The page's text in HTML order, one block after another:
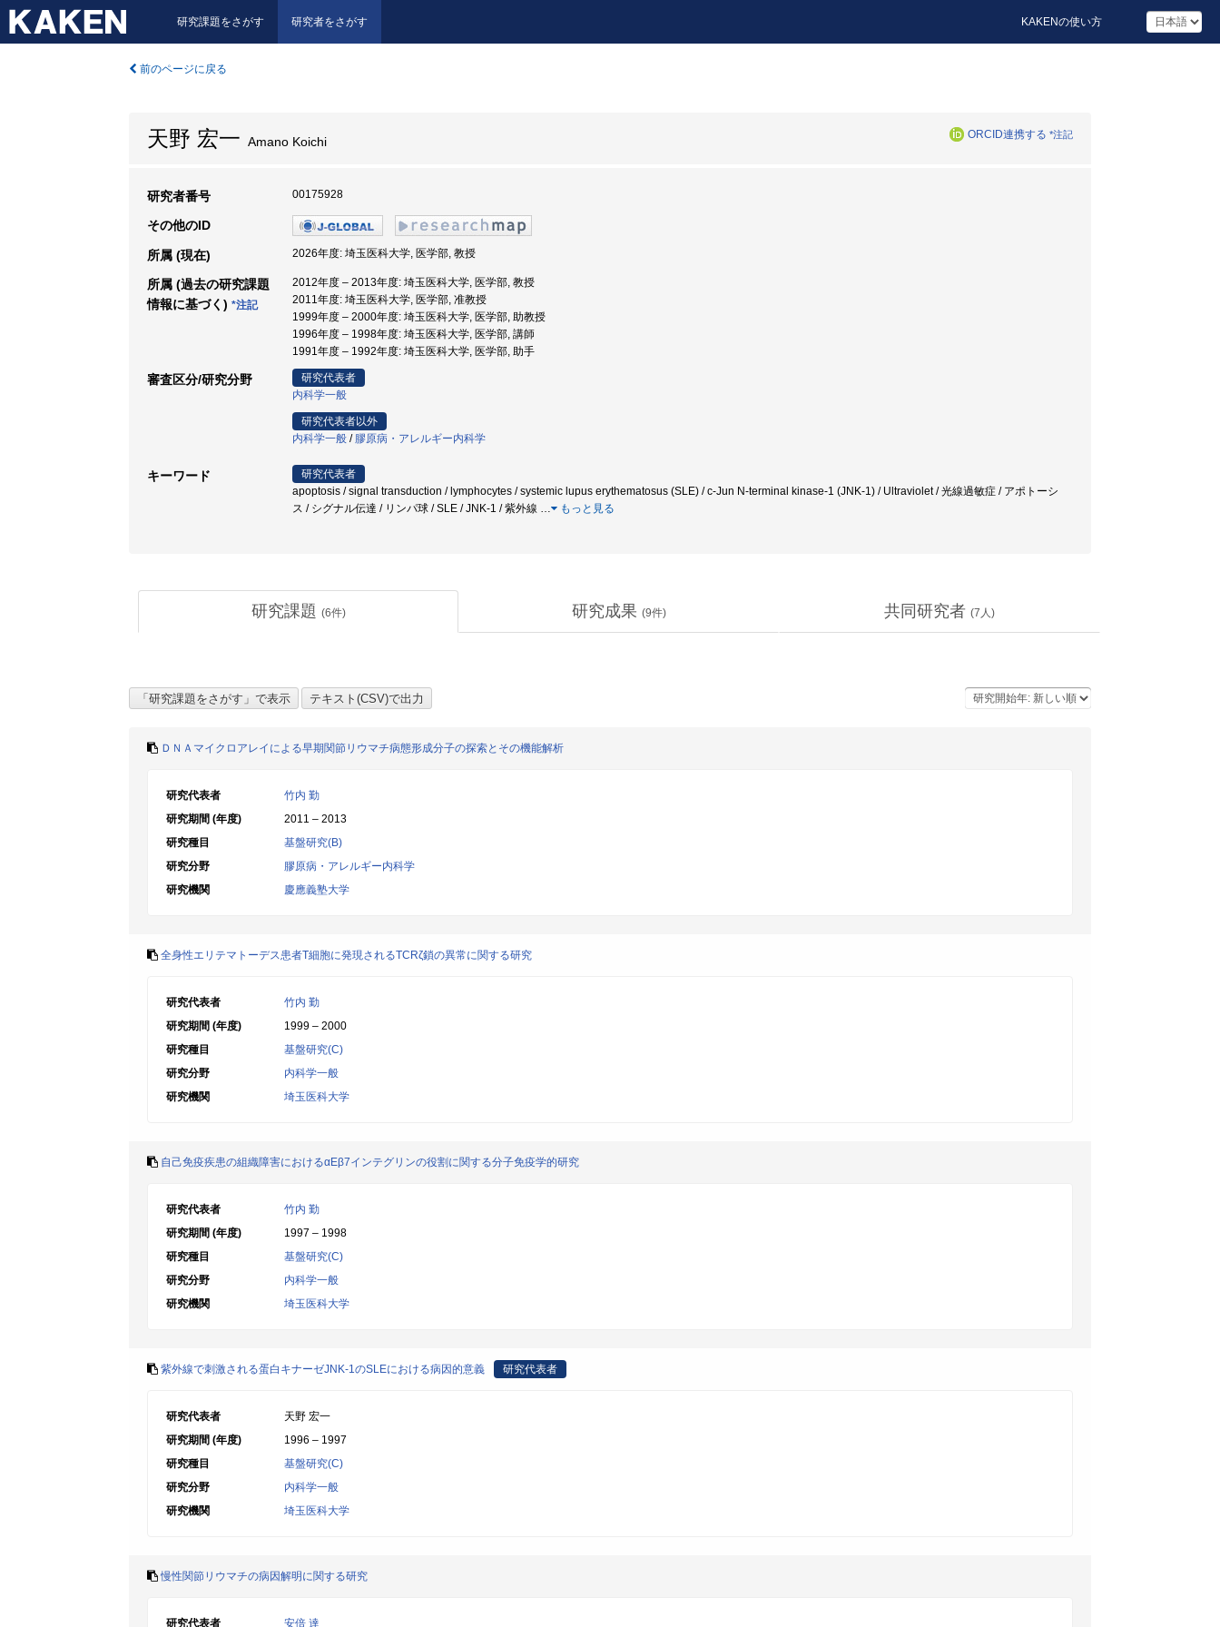
研究課題をさがす 研究者をさがす KAKENの使い方
前のページに戻る
天野 宏一 Amano Koichi ORCID連携する *注記
研究者番号 00175928
その他のID
所属 (現在) 2026年度: 埼玉医科大学, 医学部, 教授
所属 (過去の研究課題
情報に基づく) *注記
2012年度 – 2013年度: 埼玉医科大学, 医学部, 教授
2011年度: 埼玉医科大学, 医学部, 准教授
1999年度 – 2000年度: 埼玉医科大学, 医学部, 助教授
1996年度 – 1998年度: 埼玉医科大学, 医学部, 講師
1991年度 – 1992年度: 埼玉医科大学, 医学部, 助手
審査区分/研究分野
研究代表者
内科学一般
研究代表者以外
内科学一般 / 膠原病・アレルギー内科学
キーワード
研究代表者
apoptosis / signal transduction / lymphocytes / systemic lupus erythematosus (SLE) / c-Jun N-terminal kinase-1 (JNK-1) / Ultraviolet / 光線過敏症 / アポトーシ
ス / シグナル伝達 / リンパ球 / SLE / JNK-1 / 紫外線 … もっと見る
研究課題 (6件) 研究成果 (9件) 共同研究者 (7 人)
ＤＮＡマイクロアレイによる早期関節リウマチ病態形成分子の探索とその機能解析
研究代表者
竹内 勤
研究期間 (年度)
2011 – 2013
研究種目
基盤研究(B)
研究分野
膠原病・アレルギー内科学
研究機関
慶應義塾大学
全身性エリテマトーデス患者T細胞に発現されるTCRζ鎖の異常に関する研究
研究代表者
竹内 勤
研究期間 (年度)
1999 – 2000
研究種目
基盤研究(C)
研究分野
内科学一般
研究機関
埼玉医科大学
自己免疫疾患の組織障害におけるαEβ7インテグリンの役割に関する分子免疫学的研究
研究代表者
竹内 勤
研究期間 (年度)
1997 – 1998
研究種目
基盤研究(C)
研究分野
内科学一般
研究機関
埼玉医科大学
紫外線で刺激される蛋白キナーゼJNK-1のSLEにおける病因的意義 研究代表者
研究代表者
天野 宏一
研究期間 (年度)
1996 – 1997
研究種目
基盤研究(C)
研究分野
内科学一般
研究機関
埼玉医科大学
慢性関節リウマチの病因解明に関する研究
研究代表者
安倍 達